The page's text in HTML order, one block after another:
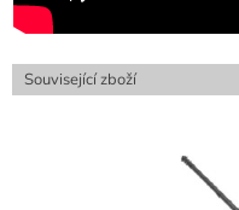
Související zboží